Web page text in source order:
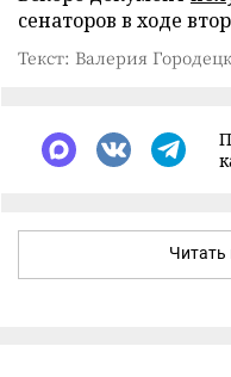
сенаторов в ходе
Текст: Валерия